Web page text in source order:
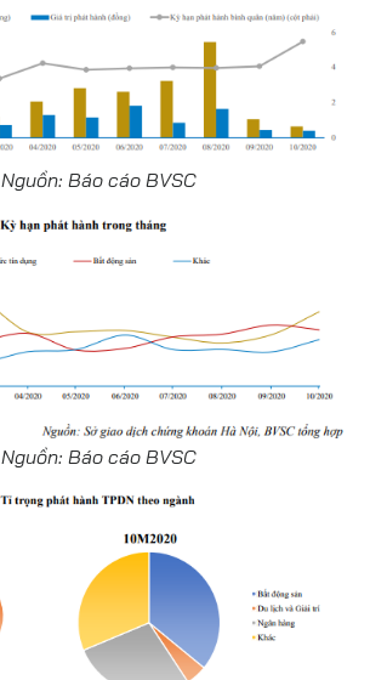
Nguồn: Báo cáo BVSC
Nguồn: Báo cáo BVSC